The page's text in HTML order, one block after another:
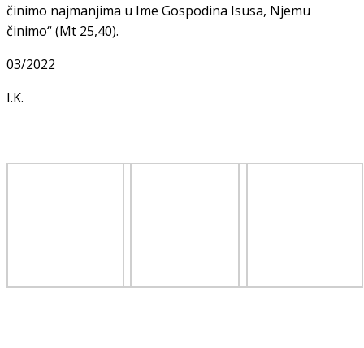
činimo najmanjima u Ime Gospodina Isusa, Njemu
činimo“ (Mt 25,40).
03/2022
I.K.